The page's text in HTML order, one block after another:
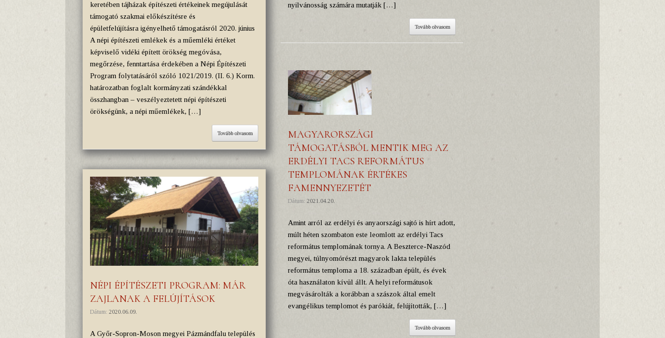
keretében tájházak építészeti értékeinek megújulását
támogató szakmai előkészítésre és
épületfelújításra igényelhető támogatásról 2020. június
A népi építészeti emlékek és a műemléki értéket
képviselő vidéki épített örökség megóvása,
megőrzése, fenntartása érdekében a Népi Építészeti
Program folytatásáról szóló 1021/2019. (II. 6.) Korm.
határozatban foglalt kormányzati szándékkal
összhangban – veszélyeztetett népi építészeti
örökségünk, a népi műemlékek, […]
Tovább olvasom
NÉPI ÉPÍTÉSZETI PROGRAM: MÁR
ZAJLANAK A FELÚJÍTÁSOK
Dátum: 2020.06.09.
A Győr-Sopron-Moson megyei Pázmándfalu település
nyilvánosság számára mutatják […]
Tovább olvasom
MAGYARORSZÁGI
TÁMOGATÁSBÓL MENTIK MEG AZ
ERDÉLYI TACS REFORMÁTUS
TEMPLOMÁNAK ÉRTÉKES
FAMENNYEZETÉT
Dátum: 2021.04.20.
Amint arról az erdélyi és anyaországi sajtó is hírt adott,
múlt héten szombaton este leomlott az erdélyi Tacs
református templomának tornya. A Beszterce-Naszód
megyei, túlnyomórészt magyarok lakta település
református temploma a 18. században épült, és évek
óta használaton kívül állt. A helyi reformátusok
megvásárolták a korábban a szászok által emelt
evangélikus templomot és parókiát, felújították, […]
Tovább olvasom